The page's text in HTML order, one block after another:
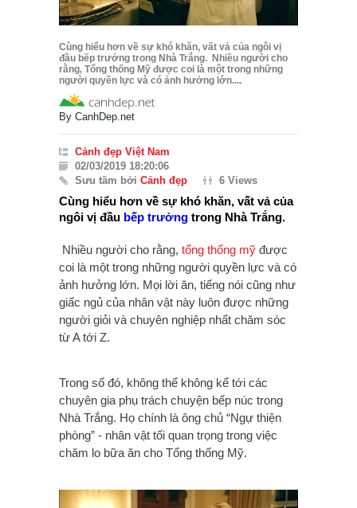
Cùng hiểu hơn về sự khó khăn, vất vả của ngôi vị
đầu bếp trưởng trong Nhà Trắng. Nhiều người cho
rằng, Tổng thống Mỹ được coi là một trong những
người quyền lực và có ảnh hưởng lớn....
By CanhDep.net
Cảnh đẹp Việt Nam
02/03/2019 18:20:06
Sưu tầm bởi Cảnh đẹp 6 Views
Cùng hiểu hơn về sự khó khăn, vất vả của
ngôi vị đầu bếp trưởng trong Nhà Trắng.
Nhiều người cho rằng, tổng thống mỹ được
coi là một trong những người quyền lực và có
ảnh hưởng lớn. Mọi lời ăn, tiếng nói cũng như
giấc ngủ của nhân vật này luôn được những
người giỏi và chuyên nghiệp nhất chăm sóc
từ A tới Z.
Trong số đó, không thể không kể tới các
chuyên gia phụ trách chuyện bếp núc trong
Nhà Trắng. Họ chính là ông chủ “Ngự thiện
phòng” - nhân vật tối quan trọng trong việc
chăm lo bữa ăn cho Tổng thống Mỹ.